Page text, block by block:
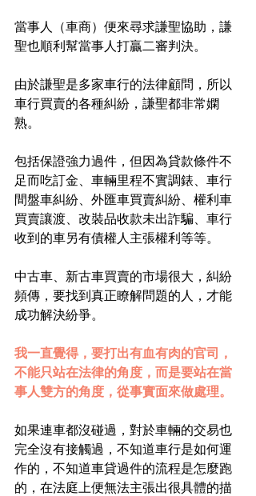
當事人（車商）便來尋求謙聖協助，謙
聖也順利幫當事人打贏二審判決。
由於謙聖是多家車行的法律顧問，所以
車行買賣的各種糾紛，謙聖都非常嫻
熟。
包括保證強力過件，但因為貸款條件不
足而吃訂金、車輛里程不實調錶、車行
間盤車糾紛、外匯車買賣糾紛、權利車
買賣讓渡、改裝品收款未出詐騙、車行
收到的車另有債權人主張權利等等。
中古車、新古車買賣的市場很大，糾紛
頻傳，要找到真正瞭解問題的人，才能
成功解決紛爭。
我一直覺得，要打出有血有肉的官司，
不能只站在法律的角度，而是要站在當
事人雙方的角度，從事實面來做處理。
如果連車都沒碰過，對於車輛的交易也
完全沒有接觸過，不知道車行是如何運
作的，不知道車貸過件的流程是怎麼跑
的，在法庭上便無法主張出很具體的描